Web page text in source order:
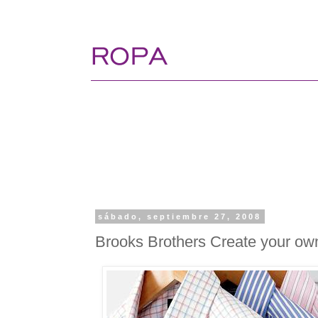
sábado, septiembre 27, 2008
Brooks Brothers Create your